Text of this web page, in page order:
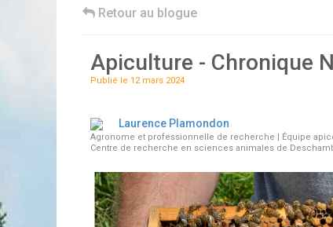
Retour au blogue
Apiculture - Chronique
Publié le 12 mars 2024
Laurence Plamondon
Agronome et professionnelle de recherche | Équipe
Centre de recherche en sciences animales de